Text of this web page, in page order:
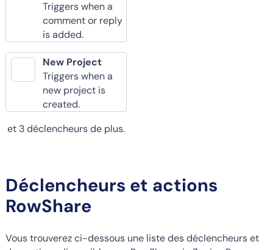
Triggers when a
comment or reply
is added.
New Project
Triggers when a
new project is
created.
et 3 déclencheurs de plus.
Déclencheurs et actions
RowShare
Vous trouverez ci-dessous une liste des déclencheurs et